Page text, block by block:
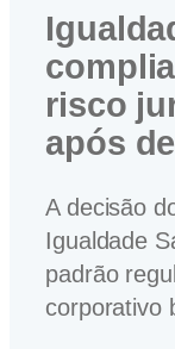
risco
após
A decisão
Igualdade
padrão
corporativo